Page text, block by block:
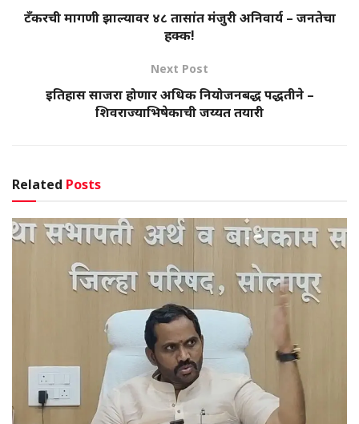
टँकरची मागणी झाल्यावर ४८ तासांत मंजुरी अनिवार्य – जनतेचा
हक्क!
Next Post
इतिहास साजरा होणार अधिक नियोजनबद्ध पद्धतीने –
शिवराज्याभिषेकाची जय्यत तयारी
Related Posts